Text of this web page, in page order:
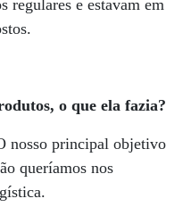
regulares e estavam em
o que ela fazia?
nosso principal objetivo
queríamos nos